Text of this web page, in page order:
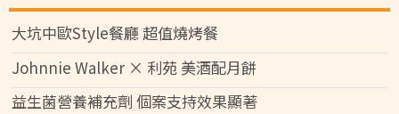
大坑中歐Style餐廳 超值燒烤餐
Johnnie Walker × 利苑 美酒配月餅
益生菌營養補充劑 個案支持效果顯著